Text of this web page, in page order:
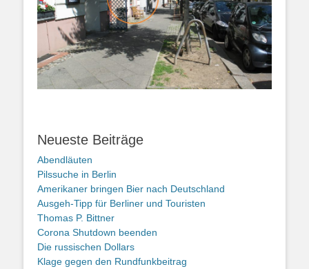
Neueste Beiträge
Abendläuten
Pilssuche in Berlin
Amerikaner bringen Bier nach Deutschland
Ausgeh-Tipp für Berliner und Touristen
Thomas P. Bittner
Corona Shutdown beenden
Die russischen Dollars
Klage gegen den Rundfunkbeitrag